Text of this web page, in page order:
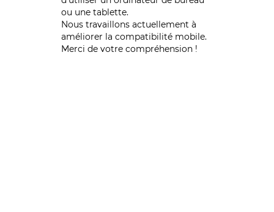
ou une tablette.
Nous travaillons actuellement à
améliorer la compatibilité mobile.
Merci de votre compréhension !